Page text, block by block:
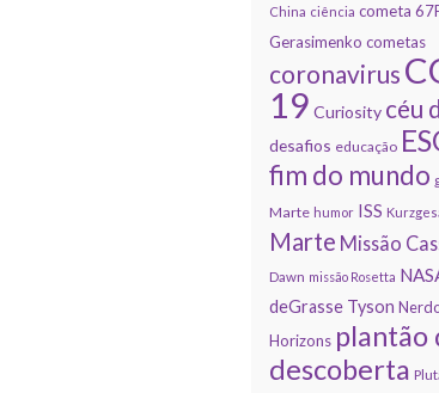
China ciência cometa
Gerasimenko cometas
coronavirus
19 Curiosity céu
desafios educação
fim do mundo
Marte humor ISS
Marte Missão
Dawn missão Rosetta
deGrasse Tyson
Horizons plantão
descoberta